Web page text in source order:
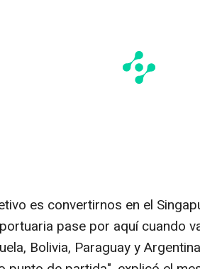
es convertirnos en el
pase por aquí cuando
, Bolivia, ParaguayyArgentina